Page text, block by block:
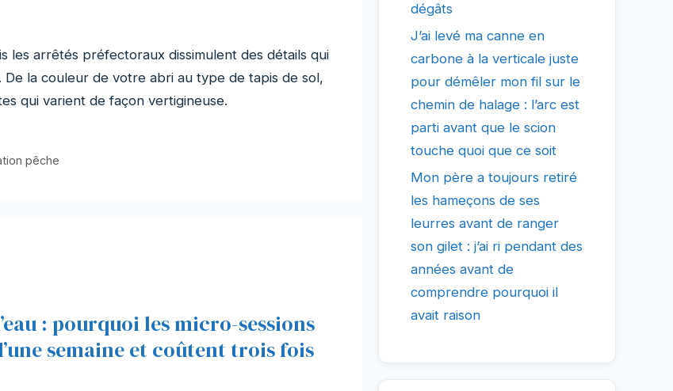
les arrêtés préfectoraux dissimulent des détails qui
la couleur de votre abri au type de tapis de sol,
qui varient de façon vertigineuse.
pêche
: pourquoi les micro-sessions
semaine et coûtent trois fois
dégâts
J’ai levé ma canne en
carbone à la verticale juste
pour démêler mon fil sur le
chemin de halage : l’arc est
parti avant que le scion
touche quoi que ce soit
Mon père a toujours retiré
les hameçons de ses
leurres avant de ranger
son gilet : j’ai ri pendant des
années avant de
comprendre pourquoi il
avait raison